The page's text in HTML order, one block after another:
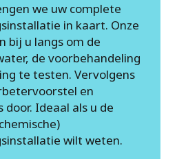
we uw complete
in kaart. Onze
bij u langs om de
de voorbehandeling
te testen. Vervolgens
en
Ideaal als u de
wilt weten.